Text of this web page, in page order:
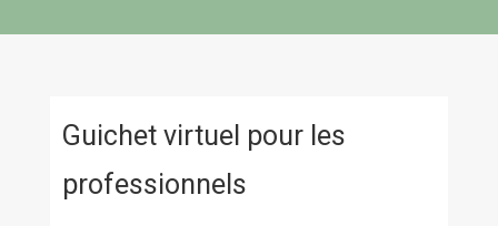
Guichet virtuel pour les
professionnels